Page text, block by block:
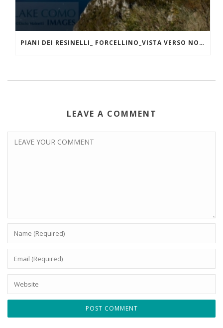
PIANI DEI RESINELLI_ FORCELLINO_VISTA VERSO NORD
LEAVE A COMMENT